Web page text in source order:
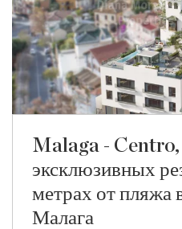
Malaga - Centro,
эксклюзивных
метрах от пляжа
Малага